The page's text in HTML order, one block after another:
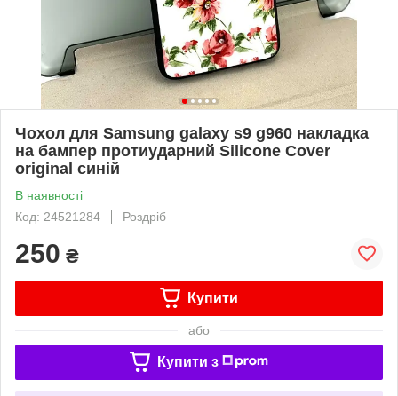
Чохол для Samsung galaxy s9 g960 накладка
на бампер протиударний Silicone Cover
original синій
В наявності
Код: 24521284
Роздріб
250 ₴
Купити
або
Купити з